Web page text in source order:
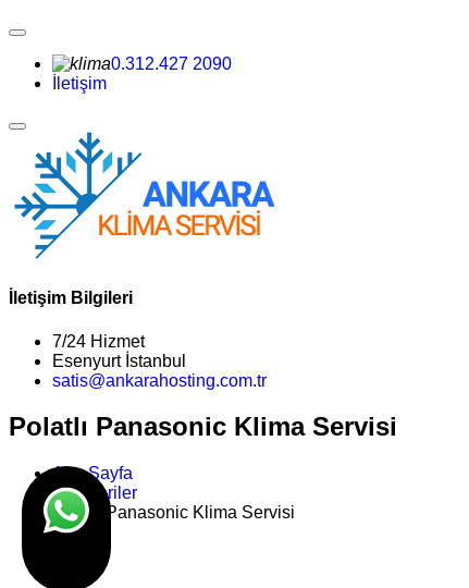
0.312.427 2090
İletişim
İletişim Bilgileri
7/24 Hizmet
Esenyurt İstanbul
satis@ankarahosting.com.tr
Polatlı Panasonic Klima Servisi
Ana Sayfa
Kategoriler
Polatlı Panasonic Klima Servisi